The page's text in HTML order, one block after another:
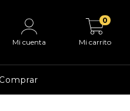
Mi cuenta Mi carrito
0